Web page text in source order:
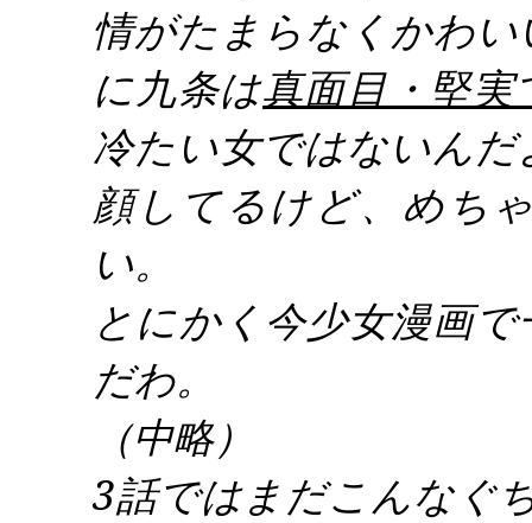
情がたまらなくかわ
に九条は真面目・堅
冷たい女ではないん
顔してるけど、めち
い。
とにかく今少女漫画
だわ。
（中略）
3話ではまだこんなぐ